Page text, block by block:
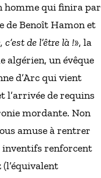
homme qui finira par
de Benoît Hamon et
de l’être là !», la
algérien, un évêque
d’Arc qui vient
l’arrivée de requins
mordante. Non
amuse à rentrer
inventifs renforcent